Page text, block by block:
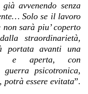
già avvenendo senza
Solo se il lavoro
sarà piu’ coperto
straordinarietà,
portata avanti una
e aperta, con
psicotronica,
essere evitata”.